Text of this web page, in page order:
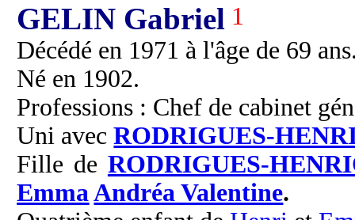
GELIN Gabriel 1
Décédé en 1971 à l'âge de 69
Né en 1902.
Professions : Chef de cabinet
Uni avecRODRIGUES-
Fille de RODRIGUES-
Emma Andréa Valentine.